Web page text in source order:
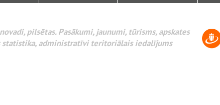
pilsētas. Pasākumi, jaunumi, tūrisms, apskates
statistika, administratīvi teritoriālais iedalījums